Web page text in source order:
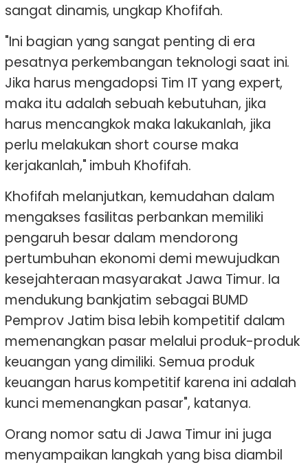
sangat dinamis, ungkap Khofifah.
"Ini bagian yang sangat penting di era
pesatnya perkembangan teknologi saat ini.
Jika harus mengadopsi Tim IT yang expert,
maka itu adalah sebuah kebutuhan, jika
harus mencangkok maka lakukanlah, jika
perlu melakukan short course maka
kerjakanlah," imbuh Khofifah.
Khofifah melanjutkan, kemudahan dalam
mengakses fasilitas perbankan memiliki
pengaruh besar dalam mendorong
pertumbuhan ekonomi demi mewujudkan
kesejahteraan masyarakat Jawa Timur. Ia
mendukung bankjatim sebagai BUMD
Pemprov Jatim bisa lebih kompetitif dalam
memenangkan pasar melalui produk-produk
keuangan yang dimiliki. Semua produk
keuangan harus kompetitif karena ini adalah
kunci memenangkan pasar", katanya.
Orang nomor satu di Jawa Timur ini juga
menyampaikan langkah yang bisa diambil